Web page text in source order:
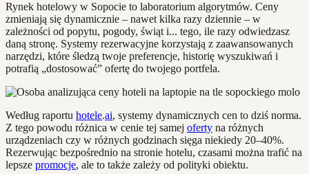
Rynek hotelowy w Sopocie to laboratorium algorytmów. Ceny
zmieniają się dynamicznie – nawet kilka razy dziennie – w
zależności od popytu, pogody, świąt i... tego, ile razy odwiedzasz
daną stronę. Systemy rezerwacyjne korzystają z zaawansowanych
narzędzi, które śledzą twoje preferencje, historię wyszukiwań i
potrafią „dostosować” ofertę do twojego portfela.
Według raportu hotele.ai, systemy dynamicznych cen to dziś norma.
Z tego powodu różnica w cenie tej samej oferty na różnych
urządzeniach czy w różnych godzinach sięga niekiedy 20–40%.
Rezerwując bezpośrednio na stronie hotelu, czasami można trafić na
lepsze promocje, ale to także zależy od polityki obiektu.